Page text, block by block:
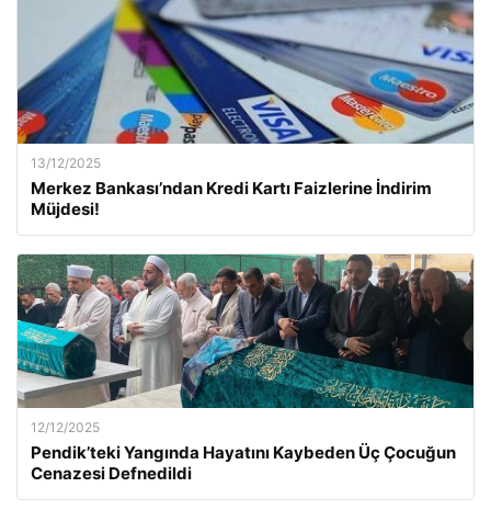
13/12/2025
Merkez Bankası’ndan Kredi Kartı Faizlerine İndirim
Müjdesi!
12/12/2025
Pendik’teki Yangında Hayatını Kaybeden Üç Çocuğun
Cenazesi Defnedildi